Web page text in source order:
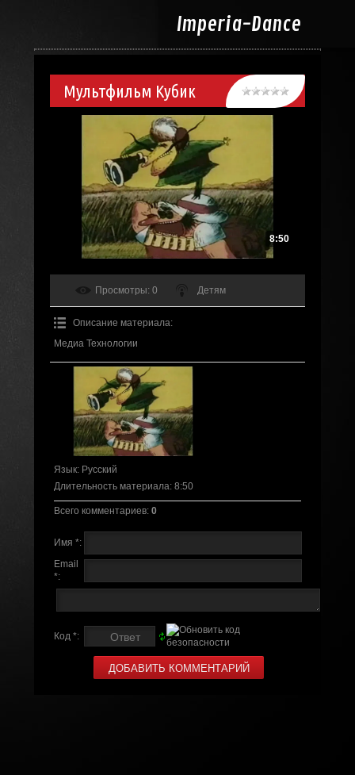
Imperia-Dance
Мультфильм Кубик
8:50
Просмотры: 0 Детям
Описание материала:
Медиа Технологии
Язык: Русский
Длительность материала: 8:50
Всего комментариев: 0
Имя *:
Email
*:
Код *: